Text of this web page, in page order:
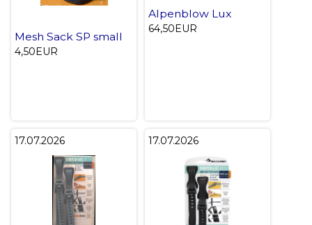
Mesh Sack SP small
4,50EUR
Alpenblow Lux
64,50EUR
17.07.2026 17.07.2026